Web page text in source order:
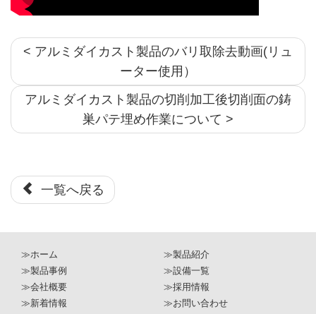
< アルミダイカスト製品のバリ取除去動画(リュ
ーター使用）
アルミダイカスト製品の切削加工後切削面の鋳
巣パテ埋め作業について >
一覧へ戻る
≫ホーム
≫製品紹介
≫製品事例
≫設備一覧
≫会社概要
≫採用情報
≫新着情報
≫お問い合わせ